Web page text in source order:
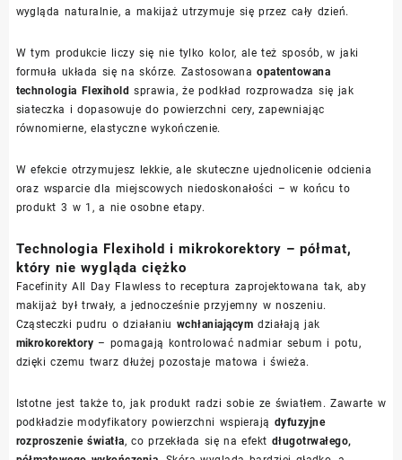
wygląda naturalnie, a makijaż utrzymuje się przez cały dzień.
W tym produkcie liczy się nie tylko kolor, ale też sposób, w jaki
formuła układa się na skórze. Zastosowanaopatentowana
technologia Flexihold sprawia, że podkład rozprowadza się jak
siateczka i dopasowuje do powierzchni cery, zapewniając
równomierne, elastyczne wykończenie.
W efekcie otrzymujesz lekkie, ale skuteczne ujednolicenie odcienia
oraz wsparcie dla miejscowych niedoskonałości – w końcu to
produkt 3 w 1, a nie osobne etapy.
Technologia Flexihold i mikrokorektory – półmat,
który nie wygląda ciężko
Facefinity All Day Flawless to receptura zaprojektowana tak, aby
makijaż był trwały, a jednocześnie przyjemny w noszeniu.
Cząsteczki pudru o działaniu wchłaniającym działają jak
mikrokorektory – pomagają kontrolować nadmiar sebum i potu,
dzięki czemu twarz dłużej pozostaje matowa i świeża.
Istotne jest także to, jak produkt radzi sobie ze światłem. Zawarte w
podkładzie modyfikatory powierzchni wspierają dyfuzyjne
rozproszenie światła, co przekłada się na efekt długotrwałego,